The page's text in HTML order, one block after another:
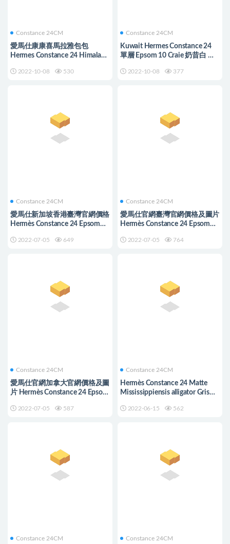
Constance 24CM
愛馬仕康康喜馬拉雅包包
Hermes Constance 24 Himalaya
2022-10-08 530
Constance 24CM
Kuwait Hermes Constance 24
單層 Epsom 10 Craie 奶昔白 銀
2022-10-08 377
Constance 24CM
愛馬仕新加坡香港臺灣官網價格
Hermès Constance 24 Epsom
2022-07-05 649
Constance 24CM
愛馬仕官網臺灣官網價格及圖片
Hermès Constance 24 Epsom
2022-07-05 764
Constance 24CM
愛馬仕官網加拿大官網價格及圖
片 Hermès Constance 24 Epsom
2022-07-05 587
Constance 24CM
Hermès Constance 24 Matte
Mississippiensis alligator Gris
2022-06-15 562
Constance 24CM Constance 24CM